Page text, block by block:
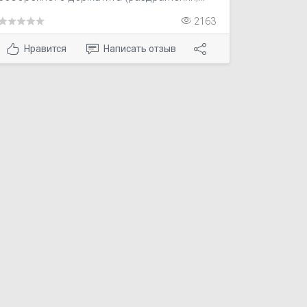
и климбазолом.
2163
Нравится Написать отзыв